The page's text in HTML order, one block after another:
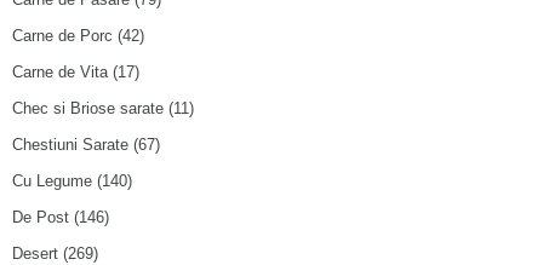
Carne de Porc (42)
Carne de Vita(17)
Chec si Briose sarate (11)
Chestiuni Sarate (67)
Cu Legume (140)
De Post (146)
Desert (269)